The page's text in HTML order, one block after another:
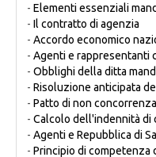
- Elementi essenziali
- Il contratto di agenzia
- Accordo economico
- Agenti e rappresentanti
- Obblighi della ditta
- Risoluzione anticipata
- Patto di non concorrenza
- Calcolo dell'indennità di
- Agenti e Repubblica di
- Principio di competenza